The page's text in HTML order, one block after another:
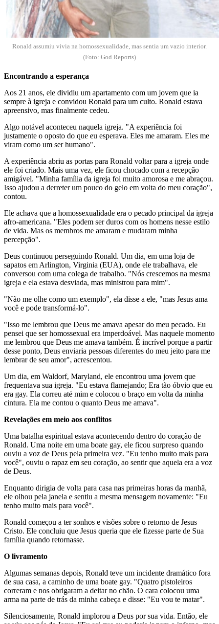
Ronald assumiu vivia na homossexualidade, mas sentia um vazio interior.
(Foto: God Reports)
Encontrando a esperança
Aos 21 anos, ele dividiu um apartamento com um jovem que ia
sempre à igreja e convidou Ronald para um culto. Ronald estava
apreensivo, mas finalmente cedeu.
Algo notável aconteceu naquela igreja. "A experiência foi
justamente o oposto do que eu esperava. Eles me amaram. Eles me
viram como um ser humano".
A experiência abriu as portas para Ronald voltar para a igreja onde
ele foi criado. Mais uma vez, ele ficou chocado com a recepção
amigável. "Minha família da igreja foi muito amorosa e me abraçou.
Isso ajudou a derreter um pouco do gelo em volta do meu coração",
contou.
Ele achava que a homossexualidade era o pecado principal da igreja
afro-americana. "Eles podem ser duros com os homens nesse estilo
de vida. Mas os membros me amaram e mudaram minha
percepção".
Deus continuou perseguindo Ronald. Um dia, em uma loja de
sapatos em Arlington, Virginia (EUA), onde ele trabalhava, ele
conversou com uma colega de trabalho. "Nós crescemos na mesma
igreja e ela estava desviada, mas ministrou para mim".
"Não me olhe como um exemplo", ela disse a ele, "mas Jesus ama
você e pode transformá-lo".
"Isso me lembrou que Deus me amava apesar do meu pecado. Eu
pensei que ser homossexual era imperdoável. Mas naquele momento
me lembrou que Deus me amava também. É incrível porque a partir
desse ponto, Deus enviaria pessoas diferentes do meu jeito para me
lembrar de seu amor", acrescentou.
Um dia, em Waldorf, Maryland, ele encontrou uma jovem que
frequentava sua igreja. "Eu estava flamejando; Era tão óbvio que eu
era gay. Ela correu até mim e colocou o braço em volta da minha
cintura. Ela me contou o quanto Deus me amava".
Revelações em meio aos conflitos
Uma batalha espiritual estava acontecendo dentro do coração de
Ronald. Uma noite em uma boate gay, ele ficou surpreso quando
ouviu a voz de Deus pela primeira vez. "Eu tenho muito mais para
você", ouviu o rapaz em seu coração, ao sentir que aquela era a voz
de Deus.
Enquanto dirigia de volta para casa nas primeiras horas da manhã,
ele olhou pela janela e sentiu a mesma mensagem novamente: "Eu
tenho muito mais para você".
Ronald começou a ter sonhos e visões sobre o retorno de Jesus
Cristo. Ele concluiu que Jesus queria que ele fizesse parte de Sua
família quando retornasse.
O livramento
Algumas semanas depois, Ronald teve um incidente dramático fora
de sua casa, a caminho de uma boate gay. "Quatro pistoleiros
correram e nos obrigaram a deitar no chão. O cara colocou uma
arma na parte de trás da minha cabeça e disse: "Eu vou te matar".
Silenciosamente, Ronald implorou a Deus por sua vida. Então, ele